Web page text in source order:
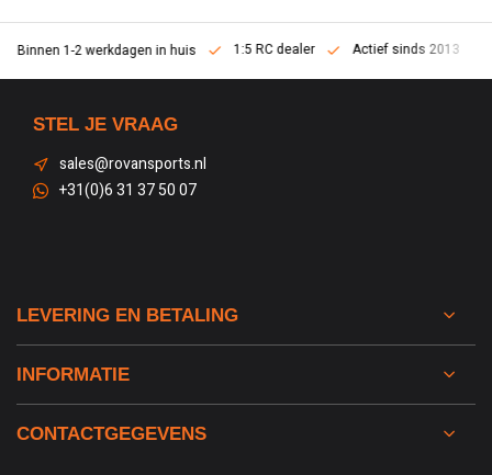
Binnen 1-2 werkdagen in huis 1:5 RC dealer Actief sinds 2013
STEL JE VRAAG
sales@rovansports.nl
+31(0)6 31 37 50 07
LEVERING EN BETALING
INFORMATIE
CONTACTGEGEVENS